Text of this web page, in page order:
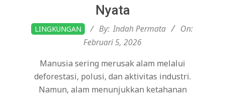
Nyata
2026-
02-
LINGKUNGAN By: Indah Permata
On:
Februari 5, 2026
Manusia sering merusak alam melalui
deforestasi, polusi, dan aktivitas industri.
Namun, alam menunjukkan ketahanan